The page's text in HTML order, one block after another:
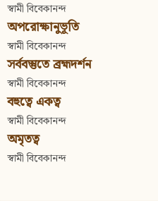
স্বামী বিবেকানন্দ
অপরোক্ষানুভূতি
স্বামী বিবেকানন্দ
সর্ববস্তুতে ব্রহ্মদর্শন
স্বামী বিবেকানন্দ
বহুত্বে একত্ব
স্বামী বিবেকানন্দ
অমৃতত্ব
স্বামী বিবেকানন্দ